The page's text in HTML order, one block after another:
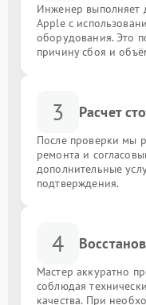
Инженер выполняет
Apple с
оборудования. Это
причину сбоя и
3 Расчет
После проверки мы
ремонта и
дополнительные
подтверждения.
4
Мастер аккуратно
соблюдая
качества. При